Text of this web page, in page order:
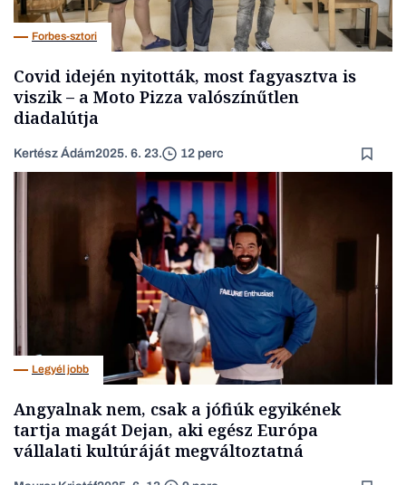
Forbes-sztori
Covid idején nyitották, most fagyasztva is
viszik – a Moto Pizza valószínűtlen
diadalútja
Kertész Ádám2025. 6. 23. 12 perc
Legyél jobb
Angyalnak nem, csak a jófiúk egyikének
tartja magát Dejan, aki egész Európa
vállalati kultúráját megváltoztatná